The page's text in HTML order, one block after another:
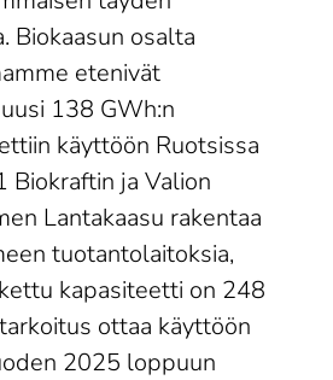
Biokaasun osalta
etenivät
138 GWh:n
käyttöön Ruotsissa
Biokraftin ja Valion
Lantakaasu rakentaa
tuotantolaitoksia,
kapasiteetti on 248
ottaa käyttöön
2025 loppuun